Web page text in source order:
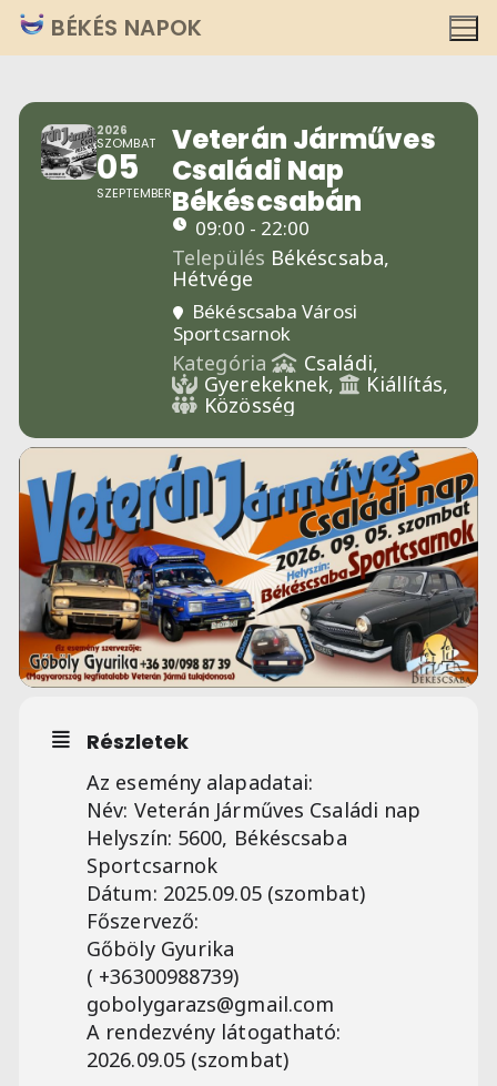
Ugrás
a
BÉKÉS NAPOK
2026
SZOMBAT
05
SZEPTEMBER
Veterán Járműves
Családi Nap
Békéscsabán
09:00 - 22:00
Település Békéscsaba,
Hétvége
Békéscsaba Városi
Sportcsarnok
Kategória Családi,
Gyerekeknek, Kiállítás,
Közösség
Részletek
Az esemény alapadatai:
Név: Veterán Járműves Családi nap
Helyszín: 5600, Békéscsaba
Sportcsarnok
Dátum: 2025.09.05 (szombat)
Főszervező:
Gőböly Gyurika
( +36300988739)
gobolygarazs@gmail.com
A rendezvény látogatható:
2026.09.05 (szombat)